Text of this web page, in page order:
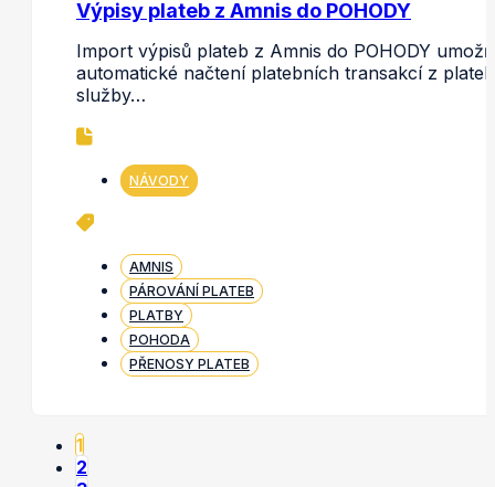
Výpisy plateb z Amnis do POHODY
Import výpisů plateb z Amnis do POHODY
automatické načtení platebních transakcí z
služby…
NÁVODY
AMNIS
PÁROVÁNÍ PLATEB
PLATBY
POHODA
PŘENOSY PLATEB
1
2